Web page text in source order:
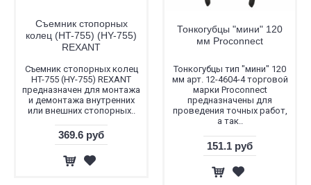
Съемник стопорных
колец (HT-755) (HY-755)
REXANT
Съемник стопорных колец
HT-755 (HY-755) REXANT
предназначен для монтажа
и демонтажа внутренних
или внешних стопорных..
369.6 руб
Тонкогубцы "мини" 120
мм Proconnect
Тонкогубцы тип "мини" 120
мм арт. 12-4604-4 торговой
марки Proconnect
предназначены для
проведения точных работ,
а так..
151.1 руб